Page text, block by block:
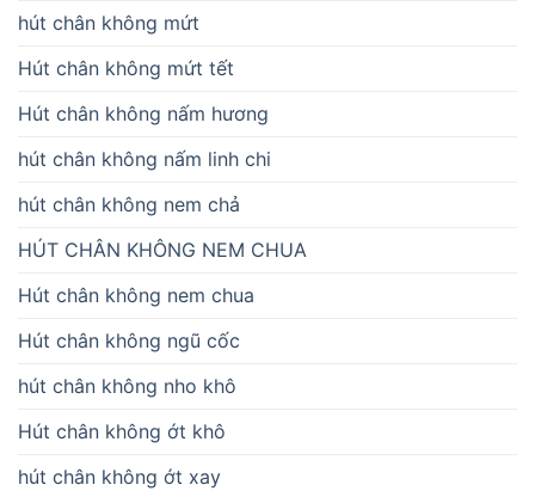
hút chân không mứt
Hút chân không mứt tết
Hút chân không nấm hương
hút chân không nấm linh chi
hút chân không nem chả
HÚT CHÂN KHÔNG NEM CHUA
Hút chân không nem chua
Hút chân không ngũ cốc
hút chân không nho khô
Hút chân không ớt khô
hút chân không ớt xay